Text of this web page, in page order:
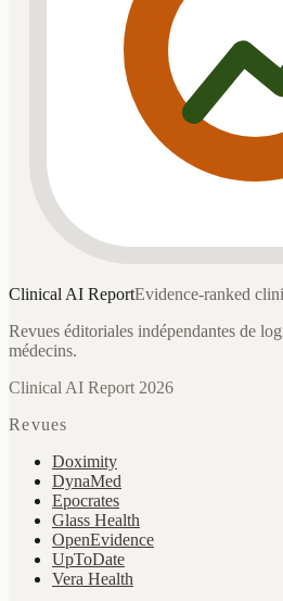
Clinical AI ReportEvidence-ranked
Revues éditoriales indépendantes de
médecins.
Clinical AI Report 2026
Revues
Doximity
DynaMed
Epocrates
Glass Health
OpenEvidence
UpToDate
Vera Health